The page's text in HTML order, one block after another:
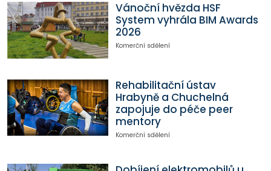
Vánoční hvězda HSF
System vyhrála BIM Awards
2026
Komerční sdělení
Rehabilitační ústav
Hrabyně a Chuchelná
zapojuje do péče peer
mentory
Komerční sdělení